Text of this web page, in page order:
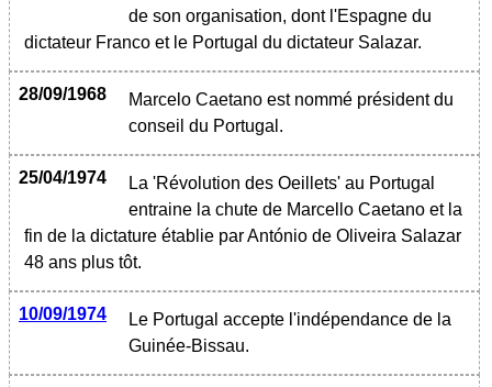
de son organisation, dont l'Espagne du
dictateur Franco et le Portugal du dictateur Salazar.
28/09/1968
Marcelo Caetano est nommé président du
conseil du Portugal.
25/04/1974
La 'Révolution des Oeillets' au Portugal
entraine la chute de Marcello Caetano et la
fin de la dictature établie par António de Oliveira Salazar
48 ans plus tôt.
10/09/1974
Le Portugal accepte l'indépendance de la
Guinée-Bissau.